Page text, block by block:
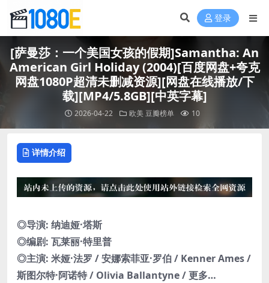
登录
[萨曼莎：一个美国女孩的假期]Samantha: An
American Girl Holiday (2004)[百度网盘+夸克
网盘1080P超清未删减资源][网盘在线播放/下
载][MP4/5.8GB][中英字幕]
2026-04-22 欧美 豆瓣榜单 10
详情介绍
◎导演: 纳迪娅·塔斯
◎编剧: 瓦莱丽·特里普
◎主演: 米娅·法罗 / 安娜索菲亚·罗伯 / Kenner Ames /
斯图尔特·阿诺特 / Olivia Ballantyne / 更多…